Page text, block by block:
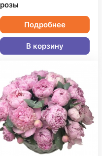
розы
Подробнее
В корзину